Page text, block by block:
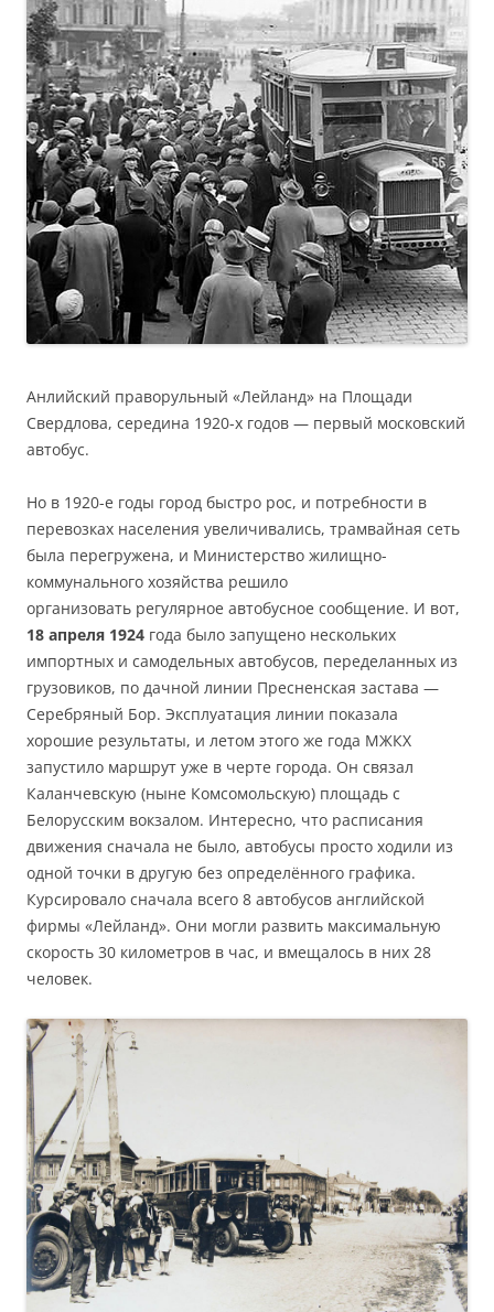
Анлийский праворульный «Лейланд» на Площади
Свердлова, середина 1920-х годов — первый московский
автобус.
Но в 1920-е годы город быстро рос, и потребности в
перевозках населения увеличивались, трамвайная сеть
была перегружена, и Министерство жилищно-
коммунального хозяйства решило
организовать регулярное автобусное сообщение. И вот,
18 апреля 1924 года было запущено нескольких
импортных и самодельных автобусов, переделанных из
грузовиков, по дачной линии Пресненская застава —
Серебряный Бор. Эксплуатация линии показала
хорошие результаты, и летом этого же года МЖКХ
запустило маршрут уже в черте города. Он связал
Каланчевскую (ныне Комсомольскую) площадь с
Белорусским вокзалом. Интересно, что расписания
движения сначала не было, автобусы просто ходили из
одной точки в другую без определённого графика.
Курсировало сначала всего 8 автобусов английской
фирмы «Лейланд». Они могли развить максимальную
скорость 30 километров в час, и вмещалось в них 28
человек.